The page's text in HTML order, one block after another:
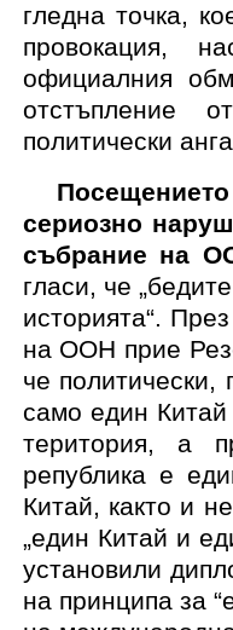
гледна точка,
провокация,
официалния
отстъпление
политически
сериозно
събрание на
гласи, че
историята“.
на ООН прие
че
само един
територия, а
република е
Китай, както и
„един Китай и
установили
на принципа за